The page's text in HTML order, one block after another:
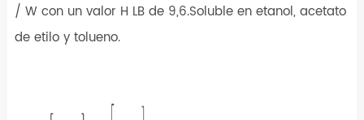
/ W con un valor H LB de 9,6.Soluble en etanol, acetato
de etilo y tolueno.